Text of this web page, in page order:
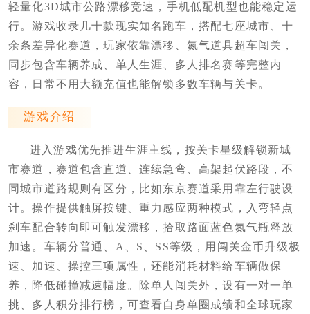
轻量化3D城市公路漂移竞速，手机低配机型也能稳定运
行。游戏收录几十款现实知名跑车，搭配七座城市、十
余条差异化赛道，玩家依靠漂移、氮气道具超车闯关，
同步包含车辆养成、单人生涯、多人排名赛等完整内
容，日常不用大额充值也能解锁多数车辆与关卡。
游戏介绍
进入游戏优先推进生涯主线，按关卡星级解锁新城
市赛道，赛道包含直道、连续急弯、高架起伏路段，不
同城市道路规则有区分，比如东京赛道采用靠左行驶设
计。操作提供触屏按键、重力感应两种模式，入弯轻点
刹车配合转向即可触发漂移，拾取路面蓝色氮气瓶释放
加速。车辆分普通、A、S、SS等级，用闯关金币升级极
速、加速、操控三项属性，还能消耗材料给车辆做保
养，降低碰撞减速幅度。除单人闯关外，设有一对一单
挑、多人积分排行榜，可查看自身单圈成绩和全球玩家